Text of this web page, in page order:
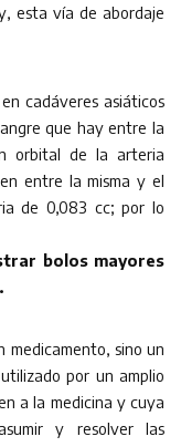
esta vía de abordaje
cadáveres asiáticos
que hay entre la
orbital de la arteria
entre la misma y el
de 0,083 cc; por lo
bolos mayores
medicamento, sino un
por un amplio
a la medicina y cuya
y resolver las